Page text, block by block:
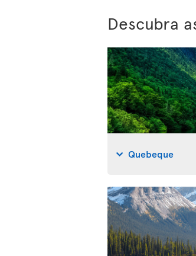
Descubra
Quebeque